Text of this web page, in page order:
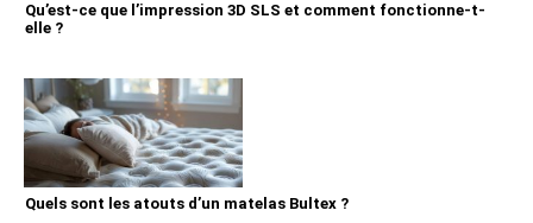
Qu’est-ce que l’impression 3D SLS et comment fonctionne-t-
elle ?
Quels sont les atouts d’un matelas Bultex ?